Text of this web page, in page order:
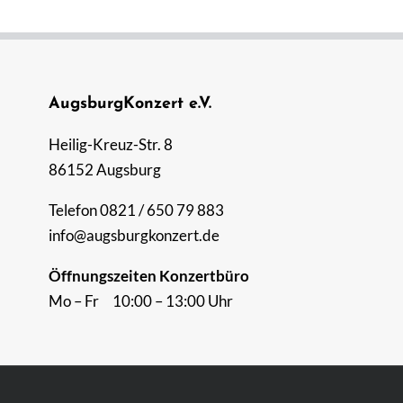
AugsburgKonzert e.V.
Heilig-Kreuz-Str. 8
86152 Augsburg
Telefon 0821 / 650 79 883
info@augsburgkonzert.de
Öffnungszeiten Konzertbüro
Mo – Fr 10:00 – 13:00 Uhr